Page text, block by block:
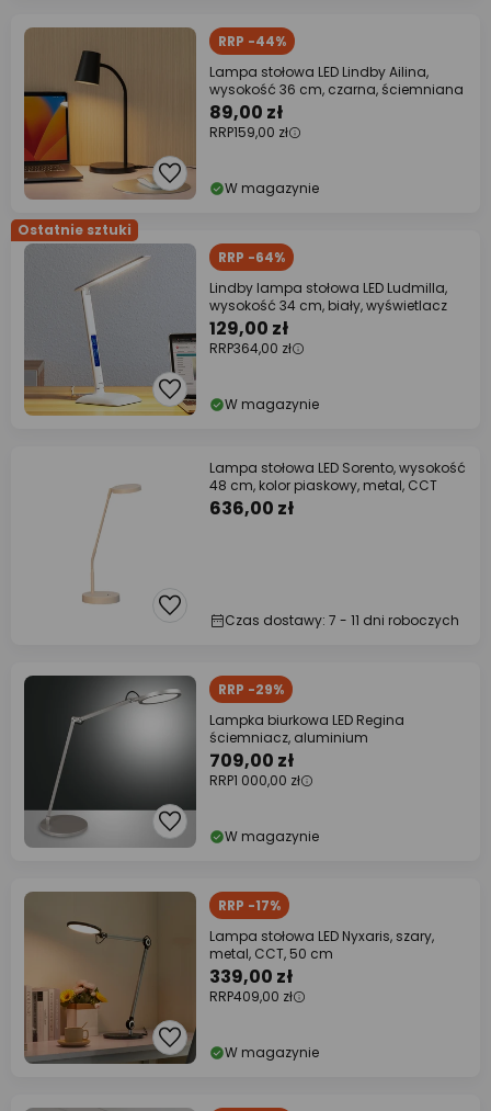
RRP -44%
Lampa stołowa LED Lindby Ailina,
wysokość 36 cm, czarna, ściemniana
89,00 zł
RRP159,00 zł
W magazynie
Ostatnie sztuki
RRP -64%
Lindby lampa stołowa LED Ludmilla,
wysokość 34 cm, biały, wyświetlacz
129,00 zł
RRP364,00 zł
W magazynie
Lampa stołowa LED Sorento, wysokość
48 cm, kolor piaskowy, metal, CCT
636,00 zł
Czas dostawy: 7 - 11 dni roboczych
RRP -29%
Lampka biurkowa LED Regina
ściemniacz, aluminium
709,00 zł
RRP1 000,00 zł
W magazynie
RRP -17%
Lampa stołowa LED Nyxaris, szary,
metal, CCT, 50 cm
339,00 zł
RRP409,00 zł
W magazynie